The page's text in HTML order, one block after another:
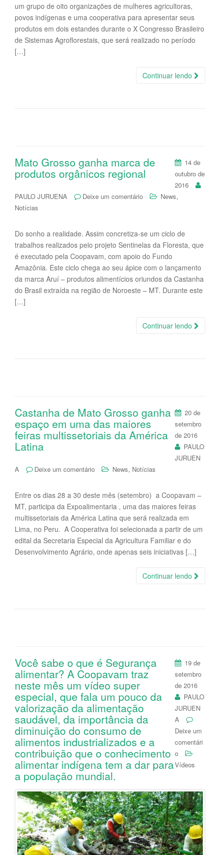
um grupo de oito organizações de mulheres agricultoras,
povos indígenas e uma cooperativa para apresentar seus
produtos em dois estandes durante o X Congresso Brasileiro
de Sistemas Agroflorestais, que será realizado no período
[…]
Continuar lendo
Mato Grosso ganha marca de
produtos orgânicos regional
14 de
outubro de
2016
PAULO JURUENA
Deixe um comentário News,
Notícias
Do sonho a realidade. Assim concretiza-se um ciclo de
trabalhos realizados pelo projeto Sentinelas da Floresta, que
é executado pela Coopavam, com apoio do Fundo
Amazônia. Este ciclo chega ao seu ápice com o lançamento
da marca Aruí – produtos alimentícios oriundos da Castanha
do Brasil extraída na região de Noroeste – MT. Durante este
[…]
Continuar lendo
Castanha de Mato Grosso ganha
espaço em uma das maiores
feiras multissetoriais da América
Latina
20 de
setembro
de 2016
PAULO
JURUEN
A
Deixe um comentário News, Notícias
Entre os dias 28 a 30 deste mês (setembro) a Coopavam –
MT, participa da Expoalimentaria , uma das maiores feiras
multissetoriais da América Latina que será realizada em
Lima, no Peru. A Cooperativa foi selecionada a partir de um
edital da Secretaria Especial da Agricultura Familiar e do
Desenvolvimento Agrário, onde apenas seis iniciativas […]
Continuar lendo
Você sabe o que é Segurança
alimentar? A Coopavam traz
neste mês um vídeo super
especial, que fala um pouco da
valorização da alimentação
saudável, da importância da
diminuição do consumo de
alimentos industrializados e a
contribuição que o conhecimento
alimentar indígena tem a dar para
a população mundial.
19 de
setembro
de 2016
PAULO
JURUEN
A
Deixe um
comentári
o
Vídeos